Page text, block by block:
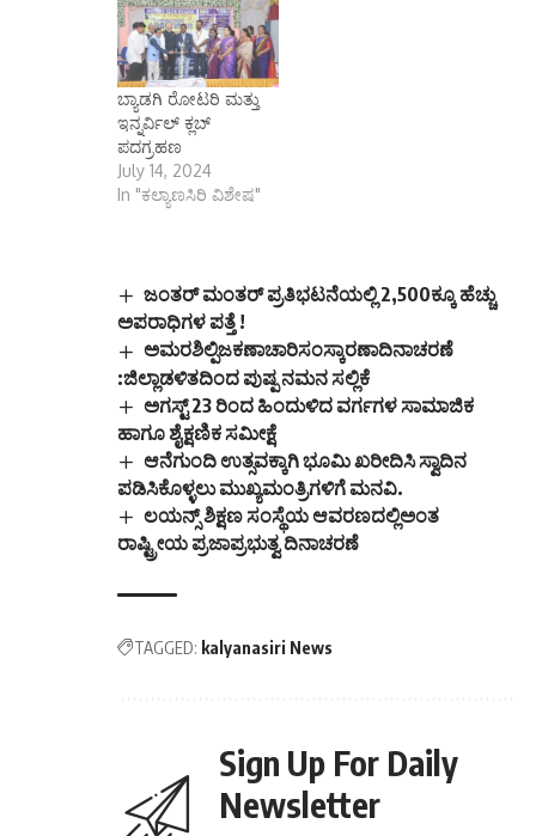
ಬ್ಯಾಡಗಿ ರೋಟರಿ ಮತ್ತು
ಇನ್ನರ್ವಿಲ್ ಕ್ಲಬ್
ಪದಗ್ರಹಣ
July 14, 2024
In "ಕಲ್ಯಾಣಸಿರಿ ವಿಶೇಷ"
ಜಂತ‌ರ್ ಮಂತ‌ರ್ ಪ್ರತಿಭಟನೆಯಲ್ಲಿ 2,500ಕ್ಕೂ ಹೆಚ್ಚು
ಅಪರಾಧಿಗಳ ಪತ್ತೆ !
ಅಮರಶಿಲ್ಪಿಜಕಣಾಚಾರಿಸಂಸ್ಕಾರಣಾದಿನಾಚರಣೆ
:ಜಿಲ್ಲಾಡಳಿತದಿಂದ ಪುಷ್ಪ ನಮನ ಸಲ್ಲಿಕೆ
ಅಗಸ್ಟ್ 23‌ ರಿಂದ ಹಿಂದುಳಿದ ವರ್ಗಗಳ ಸಾಮಾಜಿಕ
ಹಾಗೂ ಶೈಕ್ಷಣಿಕ ಸಮೀಕ್ಷೆ
ಆನೆಗುಂದಿ ಉತ್ಸವಕ್ಕಾಗಿ ಭೂಮಿ ಖರೀದಿಸಿ ಸ್ವಾದಿನ
ಪಡಿಸಿಕೊಳ್ಳಲು ಮುಖ್ಯಮಂತ್ರಿಗಳಿಗೆ ಮನವಿ.
ಲಯನ್ಸ್ ಶಿಕ್ಷಣ ಸಂಸ್ಥೆಯ ಆವರಣದಲ್ಲಿಅಂತ
ರಾಷ್ಟ್ರೀಯ ಪ್ರಜಾಪ್ರಭುತ್ವ ದಿನಾಚರಣೆ
TAGGED: kalyanasiri News
Sign Up For Daily
Newsletter